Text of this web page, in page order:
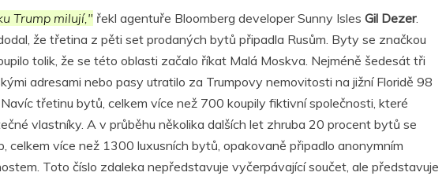
Trump milují," řekl agentuře Bloomberg developer Sunny Isles Gil Dezer.
že třetina z pěti set prodaných bytů připadla Rusům. Byty se značkou
tolik, že se této oblasti začalo říkat Malá Moskva. Nejméně šedesát tři
adresami nebo pasy utratilo za Trumpovy nemovitosti na jižní Floridě 98
třetinu bytů, celkem více než 700 koupily fiktivní společnosti, které
vlastníky. A v průběhu několika dalších let zhruba 20 procent bytů se
celkem více než 1300 luxusních bytů, opakovaně připadlo anonymním
Toto číslo zdaleka nepředstavuje vyčerpávající součet, ale představuje